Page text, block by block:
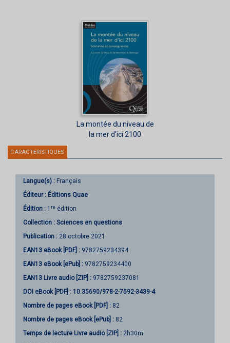
La montée du niveau de
la mer d'ici 2100
CARACTÉRISTIQUES
Langue(s) : Français
Éditeur : Éditions Quae
Édition : 1 re édition
Collection : Sciences en questions
Publication : 28 octobre 2021
EAN13 eBook [PDF] : 9782759234394
EAN13 eBook [ePub] : 9782759234400
EAN13 Livre audio [ZIP] : 9782759237081
DOI eBook [PDF] : 10.35690/978-2-7592-3439-4
Nombre de pages eBook [PDF] : 82
Nombre de pages eBook [ePub] : 82
Temps de lecture Livre audio [ZIP] : 2h30m